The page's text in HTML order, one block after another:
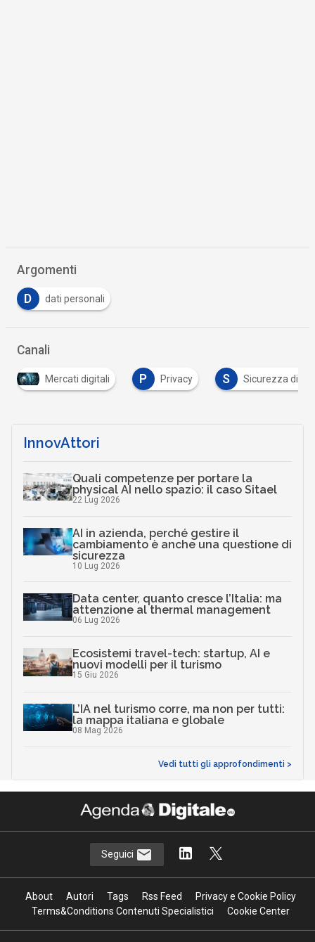
Argomenti
D dati personali
Canali
Mercati digitali P Privacy S Sicurezza digitale
InnovAttori
Quali competenze per portare la
physical AI nello spazio: il caso Sitael
22 Lug 2026
AI in azienda, perché gestire il
cambiamento è anche una questione di
sicurezza
10 Lug 2026
Data center, quanto cresce l’Italia: ma
attenzione al thermal management
06 Lug 2026
Ecosistemi travel-tech: startup, AI e
nuovi modelli per il turismo
15 Giu 2026
L’IA nel turismo corre, ma non per tutti:
la mappa italiana e globale
08 Mag 2026
Vedi tutti gli approfondimenti >
Seguici
About Autori Tags Rss Feed
Privacy e Cookie Policy
Terms&Conditions Contenuti Specialistici
Cookie Center